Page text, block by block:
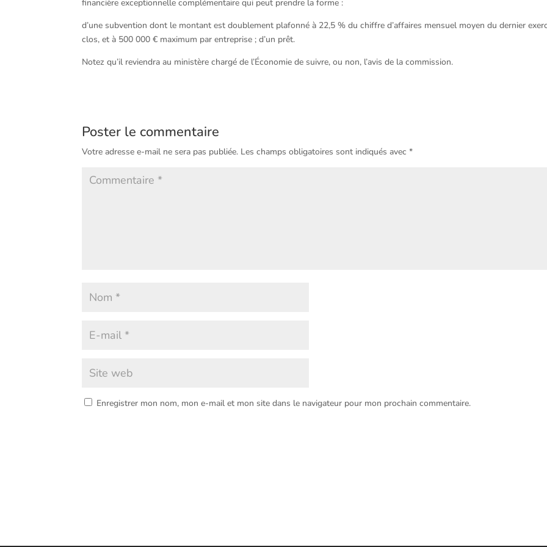
financière exceptionnelle complémentaire qui peut prendre la forme :
d’une subvention dont le montant est doublement plafonné à 22,5 % du chiffre d’affaires mensuel moyen du dernier
clos, et à 500 000 € maximum par entreprise ; d’un prêt.
Notez qu’il reviendra au ministère chargé de l’Économie de suivre, ou non, l’avis de la commission.
Poster le commentaire
Votre adresse e-mail ne sera pas publiée. Les champs obligatoires sont indiqués avec*
Enregistrer mon nom, mon e-mail et mon site dans le navigateur pour mon prochain commentaire.